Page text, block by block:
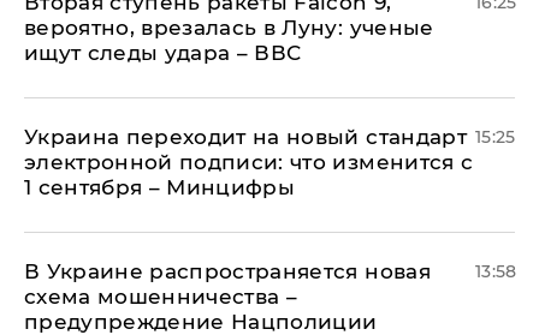
вероятно, врезалась в Луну: ученые
ищут следы удара – ВВС
Украина переходит на новый стандарт
электронной подписи: что изменится с
1 сентября – Минцифры
15:25
В Украине распространяется новая
схема мошенничества –
предупреждение Нацполиции
13:58